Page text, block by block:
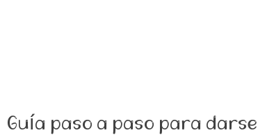
Guía paso a paso para